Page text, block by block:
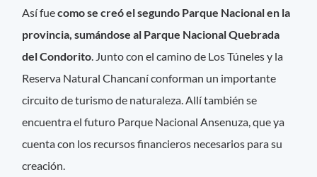
Así fuecomo se creó el segundo Parque Nacional en la
provincia, sumándose al Parque Nacional Quebrada
del Condorito . Junto con el camino de Los Túneles y la
Reserva Natural Chancaní conforman un importante
circuito de turismo de naturaleza. Allí también se
encuentra el futuro Parque Nacional Ansenuza, que ya
cuenta con los recursos financieros necesarios para su
creación.